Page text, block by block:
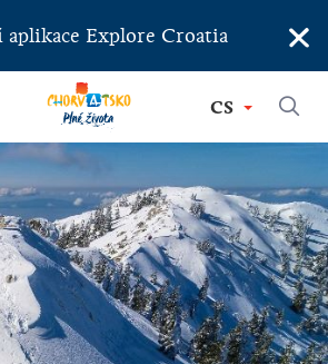
Explore Croatia ×
CS